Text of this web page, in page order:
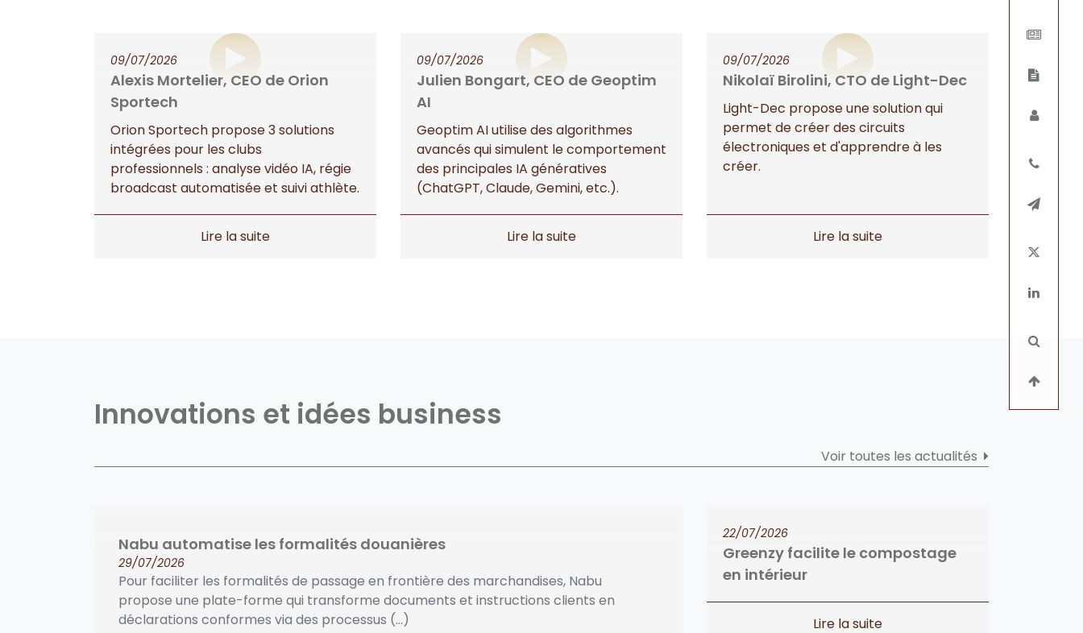
Alexis Mortelier, CEO de Orion
Sportech
09/07/2026
Orion Sportech propose 3 solutions
intégrées pour les clubs
professionnels : analyse vidéo IA, régie
broadcast automatisée et suivi athlète.
Julien Bongart, CEO de Geoptim
AI
09/07/2026
Geoptim AI utilise des algorithmes
avancés qui simulent le comportement
des principales IA génératives
(ChatGPT, Claude, Gemini, etc.).
Nikolaï Birolini, CTO de Light-Dec
09/07/2026
Light-Dec propose une solution qui
permet de créer des circuits
électroniques et d'apprendre à les
créer.
Innovations et idées business
Voir toutes les actualités
Nabu automatise les formalités douanières
29/07/2026
Pour faciliter les formalités de passage en frontière des marchandises, Nabu
propose une plate-forme qui transforme documents et instructions clients en
déclarations conformes via des processus (...)
Greenzy facilite le compostage
en intérieur
22/07/2026